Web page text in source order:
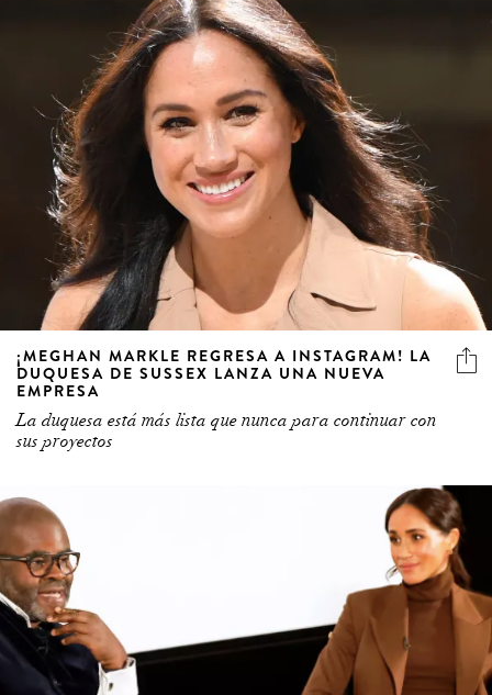
¡MEGHAN MARKLE REGRESA A INSTAGRAM! LA
DUQUESA DE SUSSEX LANZA UNA NUEVA
EMPRESA
La duquesa está más lista que nunca para continuar con
sus proyectos